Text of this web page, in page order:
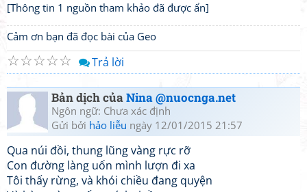
[Thông tin 1 nguồn tham khảo đã được ẩn]
Cảm ơn bạn đã đọc bài của Geo
☆
☆
☆
☆
☆ Trả lời
Bản dịch củaNina @nuocnga.net
Ngôn ngữ: Chưa xác định
Gửi bởi hảo liễu ngày 12/01/2015 21:57
Qua núi đồi, thung lũng vàng rực rỡ
Con đường làng uốn mình lượn đi xa
Tôi thấy rừng, và khói chiều đang quyện